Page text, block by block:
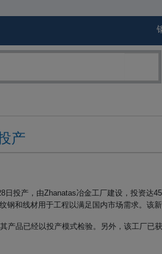
产
日投产，由Zhanatas冶金工厂建设，投资达
钢和线材用于工程以满足国内市场需求。该新
产品已经以投产模式检验。另外，该工厂已获